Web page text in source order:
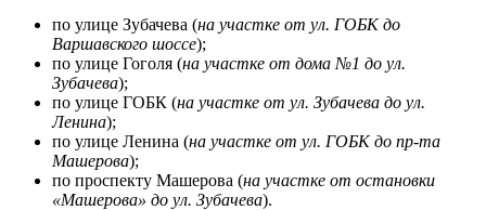
по улице Зубачева (на участке от ул. ГОБК до
Варшавского шоссе);
по улице Гоголя (на участке от дома №1 до ул.
Зубачева);
по улице ГОБК (на участке от ул. Зубачева до ул.
Ленина);
по улице Ленина (на участке от ул. ГОБК до пр-та
Машерова);
по проспекту Машерова (на участке от остановки
«Машерова» до ул. Зубачева).